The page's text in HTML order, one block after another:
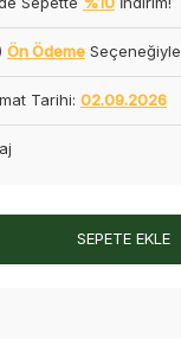
Ön Ödeme Seçeneğiyle
Tarihi: 02.09.2026
SEPETE EKLE